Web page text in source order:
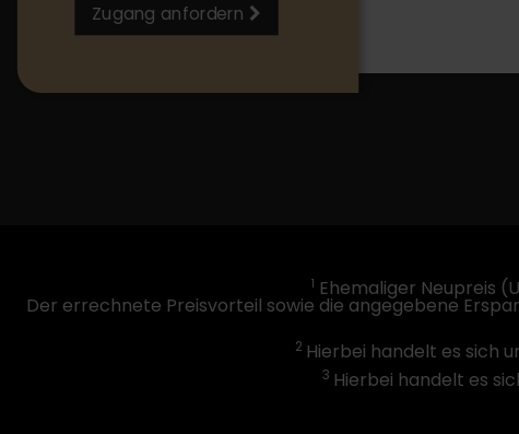
Zugang anfordern
1 Ehemaliger Neupreis
Der errechnete Preisvorteil sowie die angegebene
2 Hierbei handelt es sich
3 Hierbei handelt es